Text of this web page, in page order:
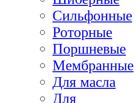
Сильфонные
Роторные
Поршневые
Мембранные
Для масла
Для